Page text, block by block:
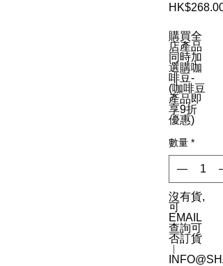
HK$268.00
購買全
店產品
同時加
選購咖
啡豆-
(咖啡豆
產品即
享9折
優惠)
數量 *
沒有貨,
可
EMAIL
查詢可
否訂貨
︳